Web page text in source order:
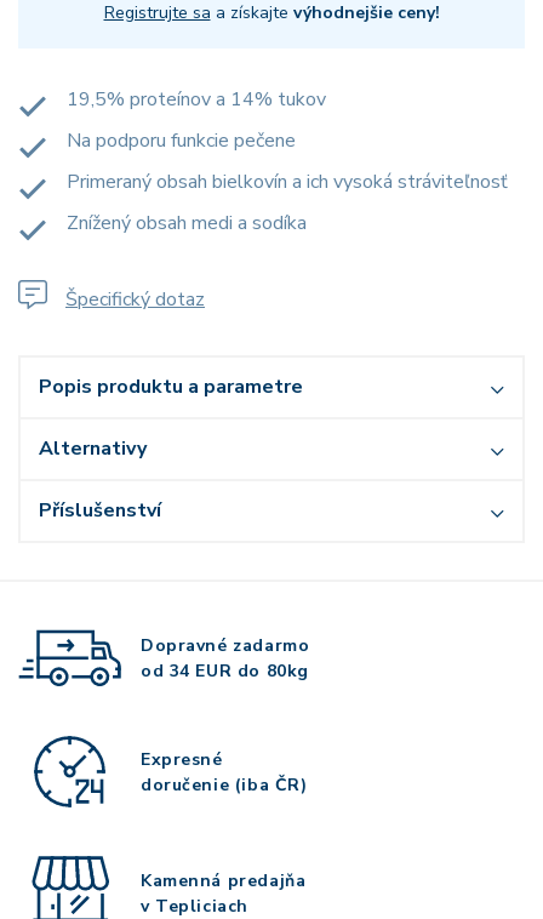
Registrujte sa a získajte výhodnejšie ceny!
19,5% proteínov a 14% tukov
Na podporu funkcie pečene
Primeraný obsah bielkovín a ich vysoká stráviteľnosť
Znížený obsah medi a sodíka
Špecifický dotaz
Popis produktu a parametre
Alternativy
Příslušenství
Dopravné zadarmo
od 34 EUR do 80kg
Expresné
doručenie (iba ČR)
Kamenná predajňa
v Tepliciach